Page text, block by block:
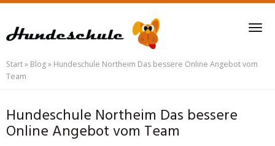
main
content
Start» Blog» Hundeschule Northeim Das bessere Online Angebot vom
Team
Hundeschule Northeim Das bessere
Online Angebot vom Team